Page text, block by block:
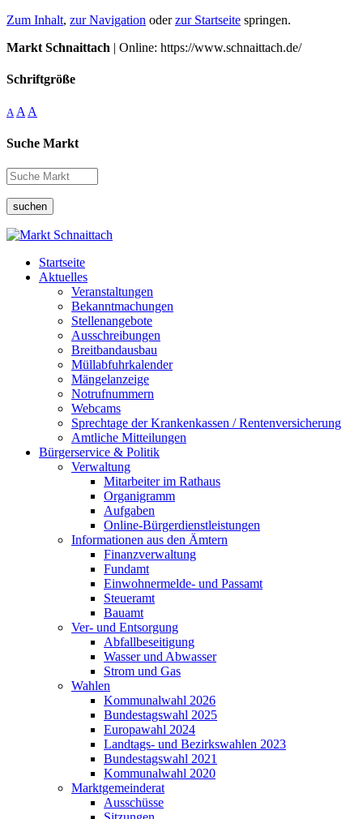
Zum Inhalt, zur Navigation oderzur Startseite springen.
Markt Schnaittach | Online: https://www.schnaittach.de/
Schriftgröße
A A A
Suche Markt
suchen
Startseite
Aktuelles
Veranstaltungen
Bekanntmachungen
Stellenangebote
Ausschreibungen
Breitbandausbau
Müllabfuhrkalender
Mängelanzeige
Notrufnummern
Webcams
Sprechtage der Krankenkassen / Rentenversicherung
Amtliche Mitteilungen
Bürgerservice & Politik
Verwaltung
Mitarbeiter im Rathaus
Organigramm
Aufgaben
Online-Bürgerdienstleistungen
Informationen aus den Ämtern
Finanzverwaltung
Fundamt
Einwohnermelde- und Passamt
Steueramt
Bauamt
Ver- und Entsorgung
Abfallbeseitigung
Wasser und Abwasser
Strom und Gas
Wahlen
Kommunalwahl 2026
Bundestagswahl 2025
Europawahl 2024
Landtags- und Bezirkswahlen 2023
Bundestagswahl 2021
Kommunalwahl 2020
Marktgemeinderat
Ausschüsse